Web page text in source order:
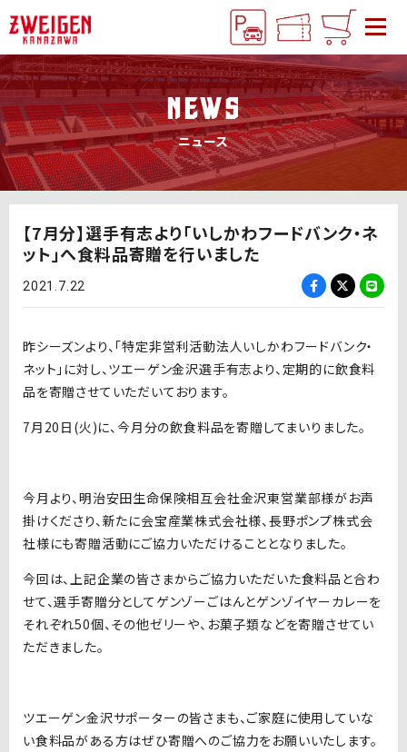
NEWS
ニュース
【7月分】選手有志より「いしかわフードバンク・ネ
ット」へ食料品寄贈を行いました
2021.7.22
昨シーズンより、「特定非営利活動法人いしかわフードバンク・
ネット」に対し、ツエーゲン金沢選手有志より、定期的に飲食料
品を寄贈させていただいております。
7月20日(火)に、今月分の飲食料品を寄贈してまいりました。
今月より、明治安田生命保険相互会社金沢東営業部様がお声
掛けくださり、新たに会宝産業株式会社様、長野ポンプ株式会
社様にも寄贈活動にご協力いただけることとなりました。
今回は、上記企業の皆さまからご協力いただいた食料品と合わ
せて、選手寄贈分としてゲンゾーごはんとゲンゾイヤーカレーを
それぞれ50個、その他ゼリーや、お菓子類などを寄贈させてい
ただきました。
ツエーゲン金沢サポーターの皆さまも、ご家庭に使用していな
い食料品がある方はぜひ寄贈へのご協力をお願いいたします。